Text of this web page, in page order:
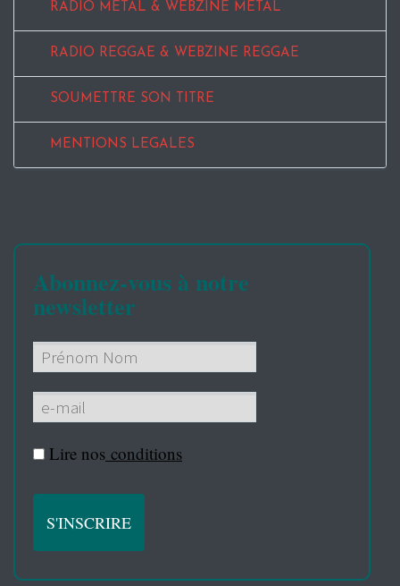
RADIO METAL & WEBZINE METAL
RADIO REGGAE & WEBZINE REGGAE
SOUMETTRE SON TITRE
MENTIONS LEGALES
Abonnez-vous à notre
newsletter
Lire nos conditions